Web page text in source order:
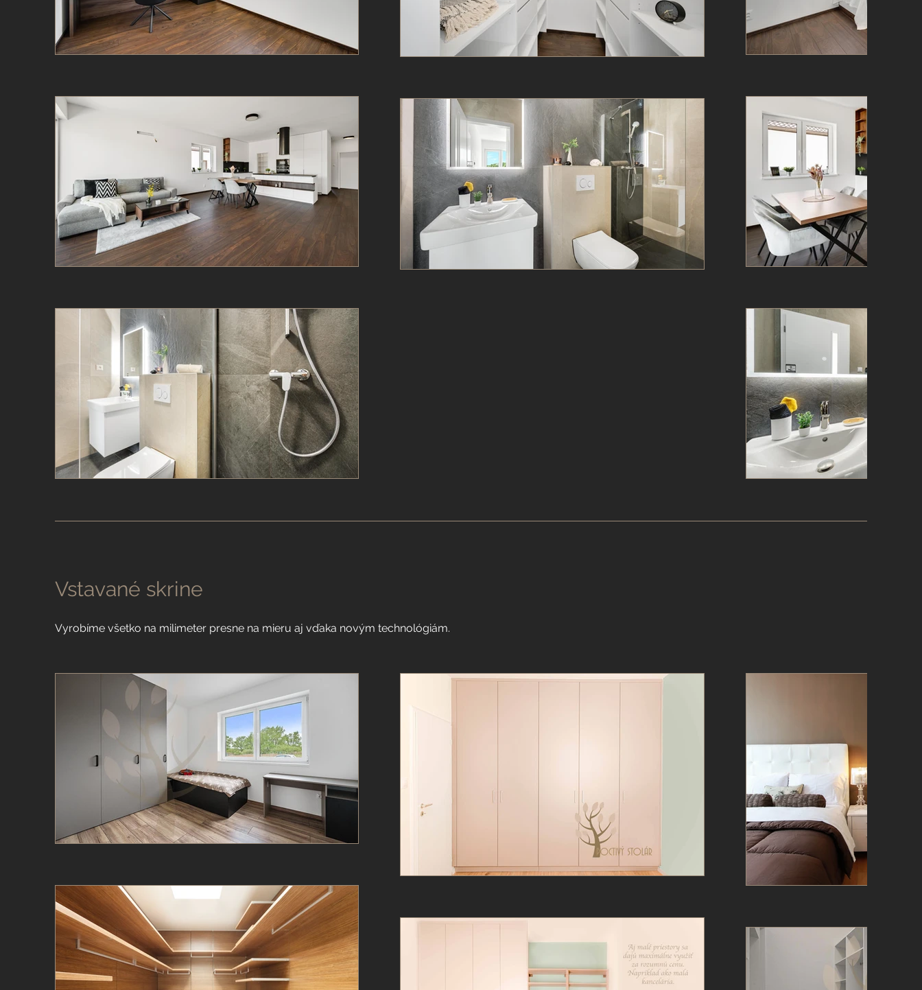
Vstavané skrine
Vyrobíme všetko na milimeter presne na mieru aj vďaka novým technológiám.